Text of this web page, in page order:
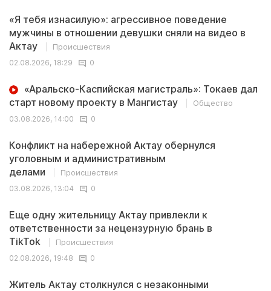
«Я тебя изнасилую»: агрессивное поведение
мужчины в отношении девушки сняли на видео в
Актау
Происшествия
02.08.2026, 18:29
0
«Аральско-Каспийская магистраль»: Токаев дал
старт новому проекту в Мангистау
Общество
03.08.2026, 14:00
0
Конфликт на набережной Актау обернулся
уголовным и административным
делами
Происшествия
03.08.2026, 13:04
0
Еще одну жительницу Актау привлекли к
ответственности за нецензурную брань в
TikTok
Происшествия
02.08.2026, 19:48
0
Житель Актау столкнулся с незаконными